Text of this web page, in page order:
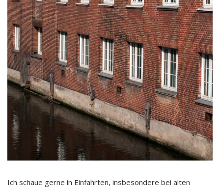
Ich schaue gerne in Einfahrten, insbesondere bei alten